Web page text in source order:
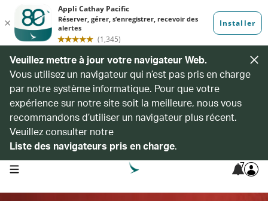
Veuillez mettre à jour votre navigateur Web.
Vous utilisez un navigateur qui n’est pas pris en charge
par notre système informatique. Pour que votre
expérience sur notre site soit la meilleure, nous vous
recommandons d’utiliser un navigateur plus récent.
Veuillez consulter notre
Liste des navigateurs pris en charge.
open navigation menu 7